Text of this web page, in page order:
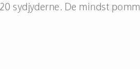
sydjyderne. De mindst